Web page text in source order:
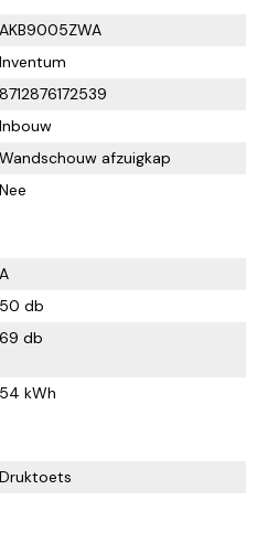
AKB9005ZWA
Inventum
8712876172539
Inbouw
Wandschouw afzuigkap
Nee
A
50 db
69 db
54 kWh
Druktoets